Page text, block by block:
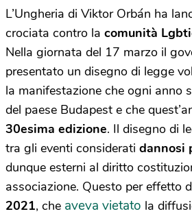
L’Ungheria di Viktor Orbán ha
crociata contro la comunità
Nella giornata del 17 marzo il
presentato un disegno di legge
la manifestazione che ogni anno
del paese Budapest e che
30esima edizione. Il disegno di
tra gli eventi considerati dannosi
dunque esterni al diritto
associazione. Questo per effetto
2021, che aveva vietato la